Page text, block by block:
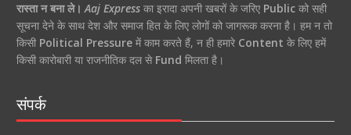
रास्ता न बना ले। Aaj Expressका इरादा अपनी खबरों के जरिए Publicको सही
सूचना देने के साथ देश और समाज हित के लिए लोगों को जागरूक करना है। हम न तो
किसी Political Pressureमें काम करते हैं, न ही हमारे Content के लिए हमें
किसी कारोबारी या राजनीतिक दल से Fund मिलता है।
संपर्क